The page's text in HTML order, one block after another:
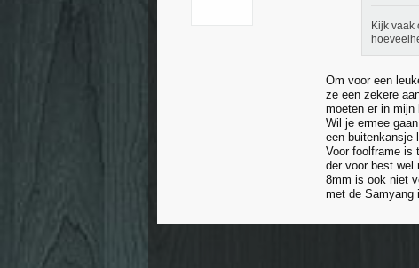
Kijk vaak
Om voor een
ze een zekere
moeten er in mijn
Wil je ermee
een buitenkansje
Voor foolframe is
der voor best wel
8mm is ook niet
met de Samyang